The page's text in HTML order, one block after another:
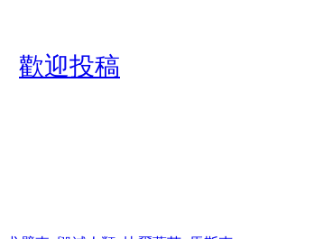
歡迎投稿